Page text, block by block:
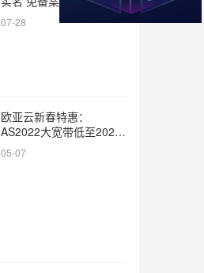
即可注册 支持USDT 充值
有优惠
07-28
欧亚云新春特惠：
AS2022大宽带低至2022
元/月（1核、1GB内存、
2022Mbps带宽、
05-07